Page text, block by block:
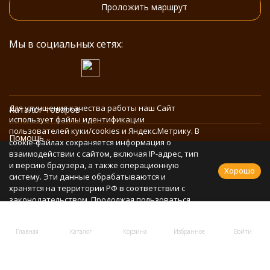
Главная Каталог Корзина Избранное Войти
Проложить маршрут
Мы в социальных сетях:
Каталог товаров
Помощь
Информация
Политика персональных данных
Для улучшения качества работы наш Сайт
использует файлы идентификации
пользователей куки/cookies и Яндекс.Метрику. В
cookie-файлах сохраняется информация о
взаимодействии с сайтом, включая IP-адрес, тип
и версию браузера, а также операционную
систему. Эти данные обрабатываются и
хранятся на территории РФ в соответствии с
законодательством. Продолжая пользоваться
данных в соответствии с
Политикой
Хорошо